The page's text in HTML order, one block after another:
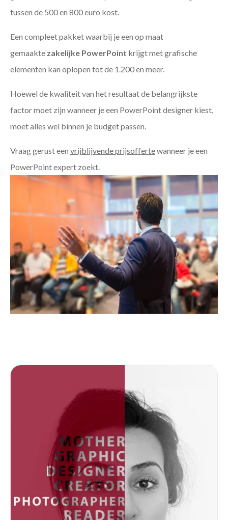
tussen de 500 en 800 euro kost.
Een compleet pakket waarbij je een op maat
gemaakte zakelijke PowerPoint krijgt met grafische
elementen kan oplopen tot de 1.200 en meer.
Hoewel de kwaliteit van het resultaat de belangrijkste
factor moet zijn wanneer je een PowerPoint designer kiest,
moet alles wel binnen je budget passen.
Vraag gerust een vrijblijvende prijsoffertewanneer je een
PowerPoint expert zoekt.